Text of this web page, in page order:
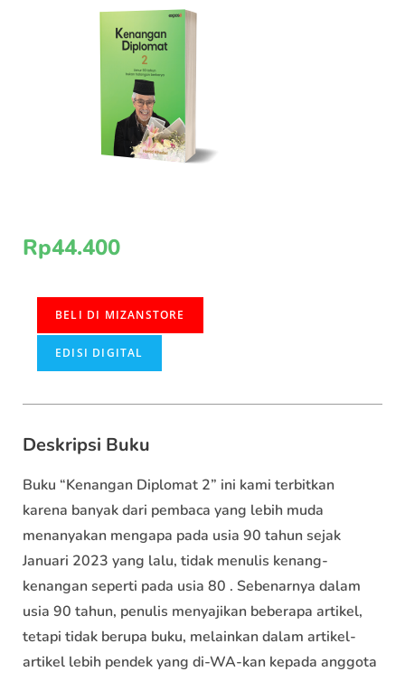
Rp44.400
BELI DI MIZANSTORE
EDISI DIGITAL
Deskripsi Buku
Buku “Kenangan Diplomat 2” ini kami terbitkan
karena banyak dari pembaca yang lebih muda
menanyakan mengapa pada usia 90 tahun sejak
Januari 2023 yang lalu, tidak menulis kenang-
kenangan seperti pada usia 80 . Sebenarnya dalam
usia 90 tahun, penulis menyajikan beberapa artikel,
tetapi tidak berupa buku, melainkan dalam artikel-
artikel lebih pendek yang di-WA-kan kepada anggota